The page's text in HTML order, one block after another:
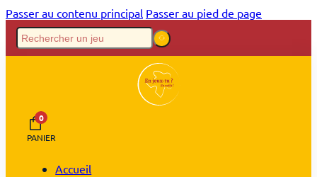
Passer au contenu principal Passer au pied de page
0
PANIER
Accueil